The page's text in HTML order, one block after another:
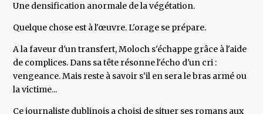
Une densification anormale de la végétation.
Quelque chose est à l'œuvre. L'orage se prépare.
A la faveur d'un transfert, Moloch s'échappe grâce à l'aide
de complices. Dans sa tête résonne l'écho d'un cri :
vengeance. Mais reste à savoir s'il en sera le bras armé ou
la victime...
Ce journaliste dublinois a choisi de situer ses romans aux